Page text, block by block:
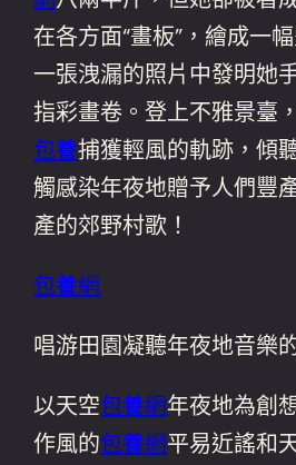
在各方面“畫板”，繪成一
一張洩漏的照片中發明她
指彩畫卷。登上不雅景臺
包養捕獲輕風的軌跡，傾
觸感染年夜地贈予人們豐
產的郊野村歌！
包養網
唱游田園凝聽年夜地音樂
以天空包養網年夜地為創
作風的包養網平易近謠和